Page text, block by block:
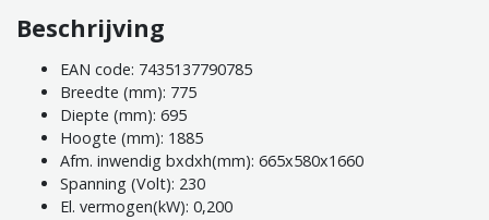
Beschrijving
EAN code: 7435137790785
Breedte (mm): 775
Diepte (mm): 695
Hoogte (mm): 1885
Afm. inwendig bxdxh(mm): 665x580x1660
Spanning (Volt): 230
El. vermogen(kW): 0,200